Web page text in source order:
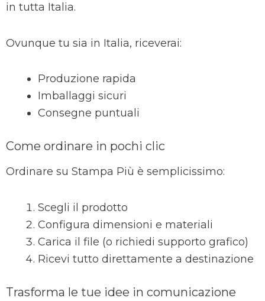
in tutta Italia.
Ovunque tu sia in Italia, riceverai:
Produzione rapida
Imballaggi sicuri
Consegne puntuali
Come ordinare in pochi clic
Ordinare su Stampa Più è semplicissimo:
Scegli il prodotto
Configura dimensioni e materiali
Carica il file (o richiedi supporto grafico)
Ricevi tutto direttamente a destinazione
Trasforma le tue idee in comunicazione